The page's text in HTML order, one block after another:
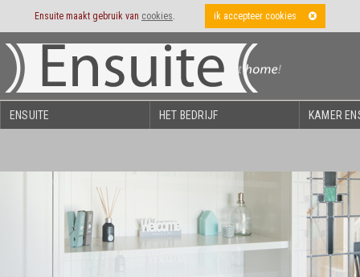
Ensuite maakt gebruik van cookies. ik accepteer cookies
ENSUITE HET BEDRIJF KAMER